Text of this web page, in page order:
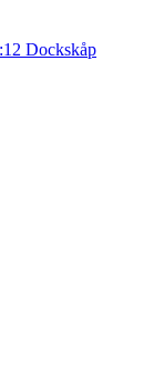
Dockskåp